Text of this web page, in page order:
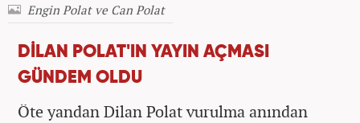
Engin Polat ve Can Polat
DİLAN POLAT'IN YAYIN AÇMASI
GÜNDEM OLDU
Öte yandan Dilan Polat vurulma anından